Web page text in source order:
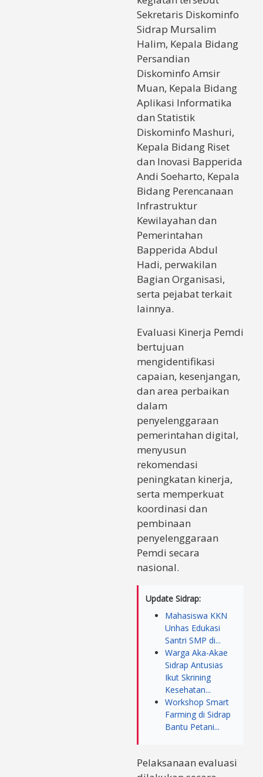
Sekretaris Diskominfo
Sidrap Mursalim
Halim, Kepala Bidang
Persandian
Diskominfo Amsir
Muan, Kepala Bidang
Aplikasi Informatika
dan Statistik
Diskominfo Mashuri,
Kepala Bidang Riset
dan Inovasi Bapperida
Andi Soeharto, Kepala
Bidang Perencanaan
Infrastruktur
Kewilayahan dan
Pemerintahan
Bapperida Abdul
Hadi, perwakilan
Bagian Organisasi,
serta pejabat terkait
lainnya.
Evaluasi Kinerja Pemdi
bertujuan
mengidentifikasi
capaian, kesenjangan,
dan area perbaikan
dalam
penyelenggaraan
pemerintahan digital,
menyusun
rekomendasi
peningkatan kinerja,
serta memperkuat
koordinasi dan
pembinaan
penyelenggaraan
Pemdi secara
nasional.
Update Sidrap:
Mahasiswa KKN
Unhas Edukasi
Santri SMP di...
Warga Aka-Akae
Sidrap Antusias
Ikut Skrining
Kesehatan...
Workshop Smart
Farming di Sidrap
Bantu Petani...
Pelaksanaan evaluasi